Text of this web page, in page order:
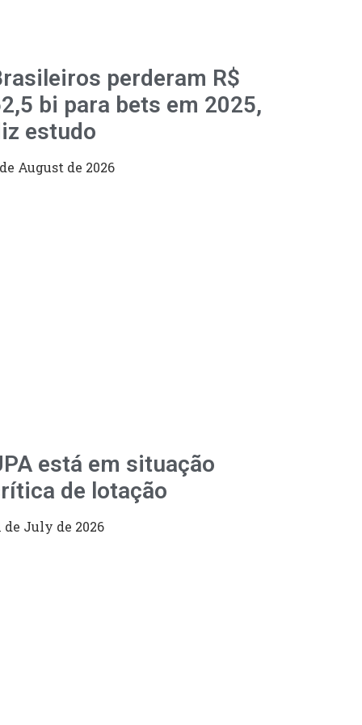
perderam R$
bi para bets em 2025,
estudo
August de 2026
está em situação
de lotação
de July de 2026